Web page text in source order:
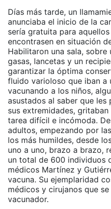
Días más tarde, un
anunciaba el inicio de la
sería gratuita para
encontrasen en situación
Habilitaron una sala, sobre
gasas, lancetas y un
garantizar la óptima
fluido varioloso que iban a
vacunando a los niños,
asustados al saber que
sus extremidades,
tarea difícil e incómoda.
adultos, empezando por
los más humildes, desde
uno a uno, brazo a brazo,
un total de 600 individuos
médicos Martínez y
vacuna. Su ejemplaridad
médicos y cirujanos que
vacunador.